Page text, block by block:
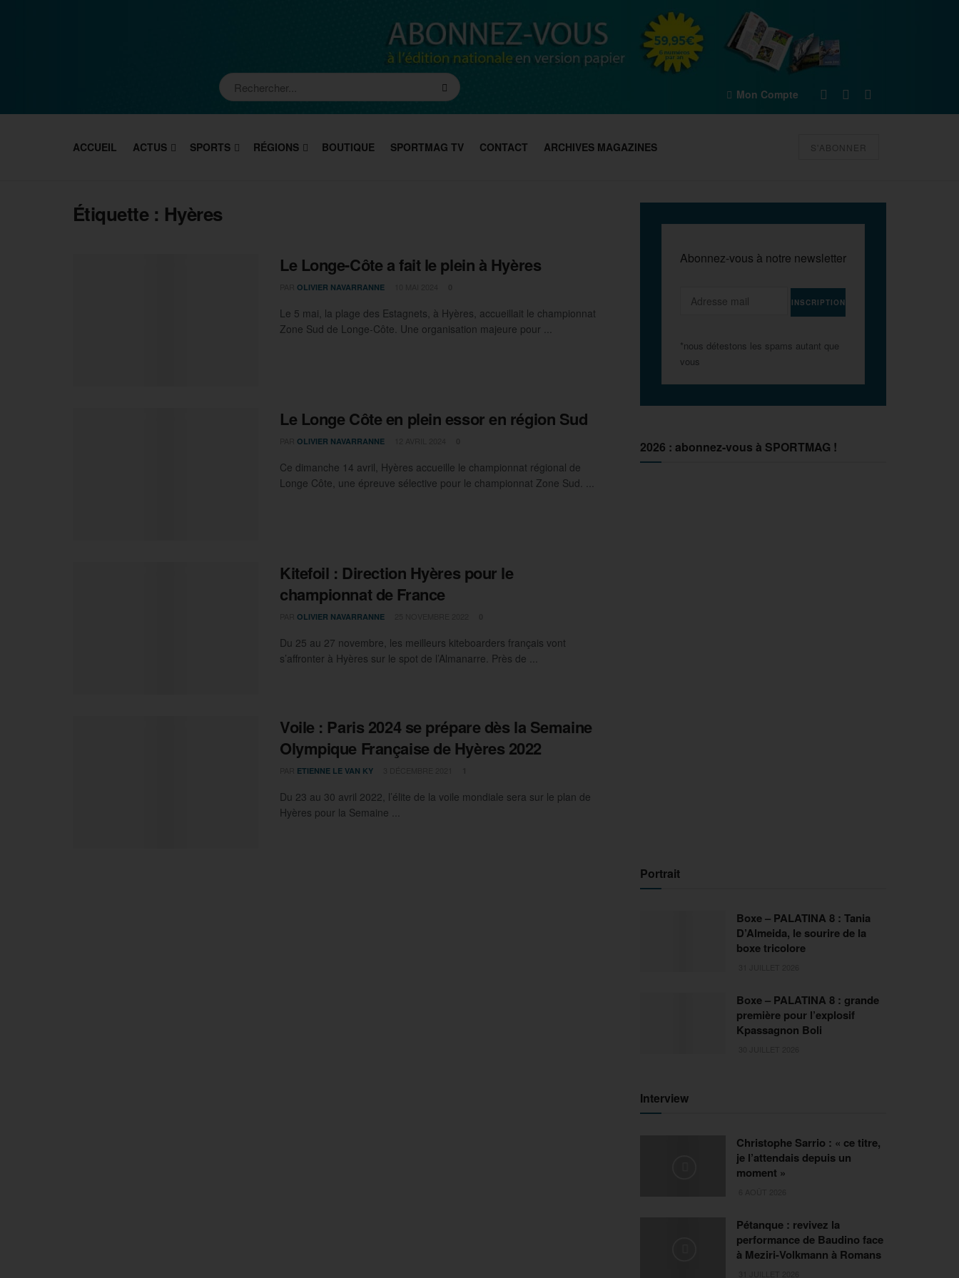
Mon Compte
ACCUEIL ACTUS SPORTS RÉGIONS BOUTIQUE SPORTMAG TV CONTACT ARCHIVES MAGAZINES S'ABONNER
Étiquette : Hyères
Le Longe-Côte a fait le plein à Hyères
OLIVIER NAVARRANNE
Le 5 mai, la plage des Estagnets, à Hyères, accueillait le championnat
Zone Sud de Longe-Côte. Une organisation majeure pour ...
Le Longe Côte en plein essor en région Sud
OLIVIER NAVARRANNE
Ce dimanche 14 avril, Hyères accueille le championnat régional de
Longe Côte, une épreuve sélective pour le championnat Zone Sud. ...
Kitefoil : Direction Hyères pour le
championnat de France
OLIVIER NAVARRANNE
Du 25 au 27 novembre, les meilleurs kiteboarders français vont
s’affronter à Hyères sur le spot de l’Almanarre. Près de ...
Voile : Paris 2024 se prépare dès la Semaine
Olympique Française de Hyères 2022
ETIENNE LE VAN KY
Du 23 au 30 avril 2022, l’élite de la voile mondiale sera sur le plan de
Hyères pour la Semaine ...
Abonnez-vous à notre newsletter
*nous détestons les spams autant que
vous
2026 : abonnez-vous à SPORTMAG !
Portrait
Boxe – PALATINA 8 : Tania
D’Almeida, le sourire de la
boxe tricolore
Boxe – PALATINA 8 : grande
première pour l’explosif
Kpassagnon Boli
Interview
Christophe Sarrio : « ce titre,
je l’attendais depuis un
moment »
Pétanque : revivez la
performance de Baudino face
à Meziri-Volkmann à Romans